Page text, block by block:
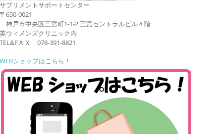
サプリメントサポートセンター
〒650-0021
神戸市中央区三宮町1-1-2 三宮セントラルビル４階
英ウィメンズクリニック内
TEL&FＡＸ 078-391-8821
WEBショップはこちら！